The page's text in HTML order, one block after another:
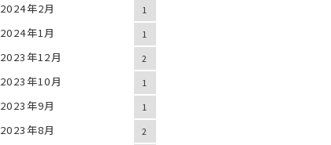
2024年2月 1
2024年1月 1
2023年12月 2
2023年10月 1
2023年9月 1
2023年8月 2